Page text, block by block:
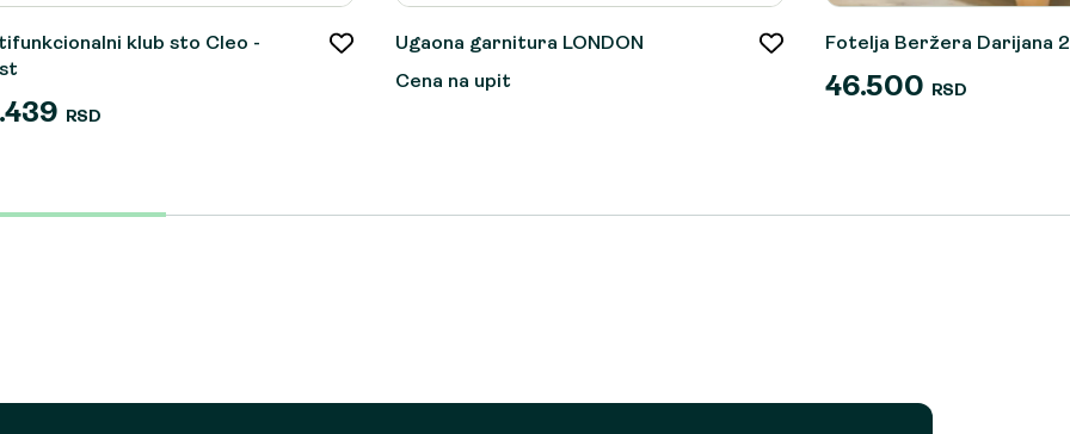
klub sto Cleo -
RSD
Ugaona garnitura LONDON
Cena na upit
Fotelja Beržera Darijana 2
46.500 RSD